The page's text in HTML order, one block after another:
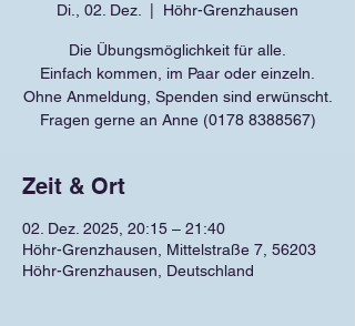
Di., 02. Dez. Höhr-Grenzhausen
Die Übungsmöglichkeit für alle.
Einfach kommen, im Paar oder einzeln.
Ohne Anmeldung, Spenden sind erwünscht.
Fragen gerne an Anne (0178 8388567)
Zeit & Ort
02. Dez. 2025, 20:15 – 21:40
Höhr-Grenzhausen, Mittelstraße 7, 56203
Höhr-Grenzhausen, Deutschland